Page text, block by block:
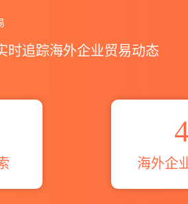
时追踪海外企业贸易动态
海外企